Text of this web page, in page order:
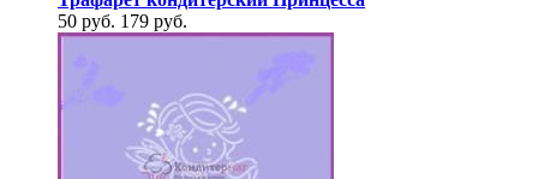
50 руб. 179 руб.